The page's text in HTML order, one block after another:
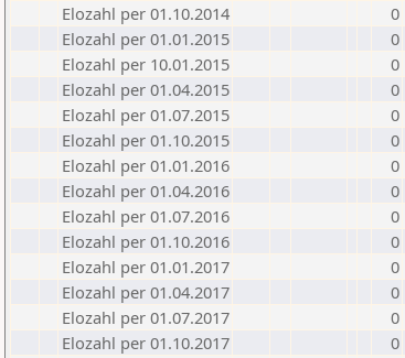
Elozahl per 01.10.2014
0
Elozahl per 01.01.2015
0
Elozahl per 10.01.2015
0
Elozahl per 01.04.2015
0
Elozahl per 01.07.2015
0
Elozahl per 01.10.2015
0
Elozahl per 01.01.2016
0
Elozahl per 01.04.2016
0
Elozahl per 01.07.2016
0
Elozahl per 01.10.2016
0
Elozahl per 01.01.2017
0
Elozahl per 01.04.2017
0
Elozahl per 01.07.2017
0
Elozahl per 01.10.2017
0